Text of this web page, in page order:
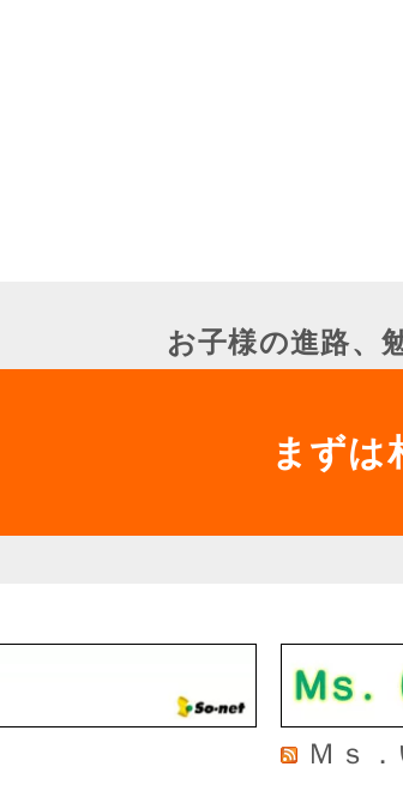
お子様の進路、
まずは
Ｍｓ